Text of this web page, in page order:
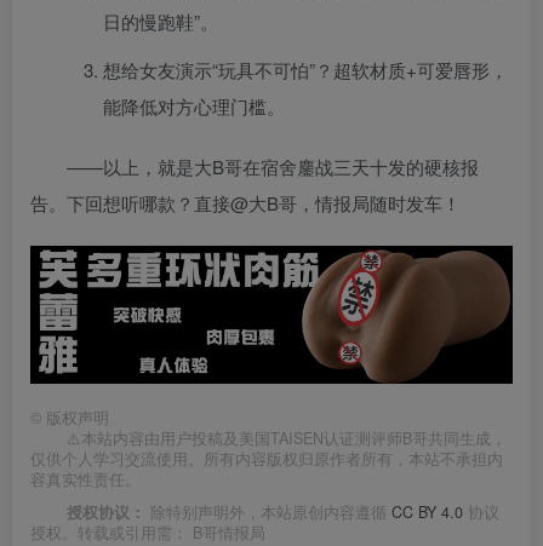
日的慢跑鞋”。
想给女友演示“玩具不可怕”？超软材质+可爱唇形，
能降低对方心理门槛。
——以上，就是大B哥在宿舍鏖战三天十发的硬核报
告。下回想听哪款？直接@大B哥，情报局随时发车！
© 版权声明
⚠️本站内容由用户投稿及美国TAISEN认证测评师B哥共同生成，
仅供个人学习交流使用。所有内容版权归原作者所有，本站不承担内
容真实性责任。
授权协议： 除特别声明外，本站原创内容遵循 CC BY 4.0 协议
授权。转载或引用需： B哥情报局